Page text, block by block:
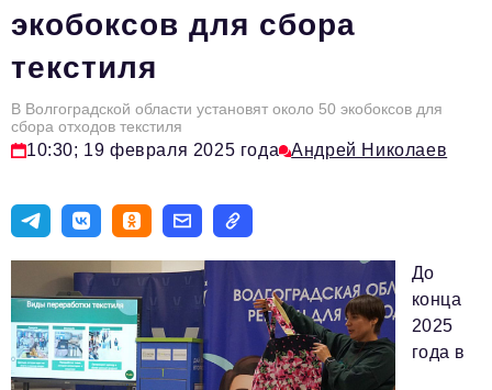
Главное
Интервью
Сделано в России
Право
Авто
Персона
Управление
экобоксов для сбора
текстиля
В Волгоградской области установят около 50 экобоксов для
сбора отходов текстиля
10:30; 19 февраля 2025 года Андрей Николаев
До
конца
2025
года в